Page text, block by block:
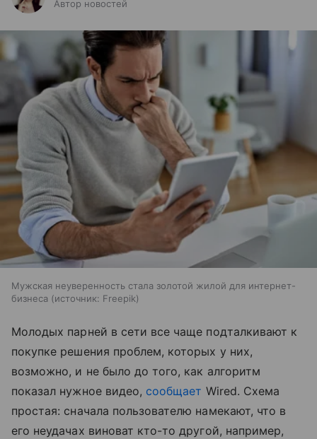
Автор новостей
Мужская неуверенность стала золотой жилой для интернет-
бизнеса
источник: Freepik
Молодых парней в сети все чаще подталкивают к
покупке решения проблем, которых у них,
возможно, и не было до того, как алгоритм
показал нужное видео, сообщает Wired. Схема
простая: сначала пользователю намекают, что в
его неудачах виноват кто-то другой, например,